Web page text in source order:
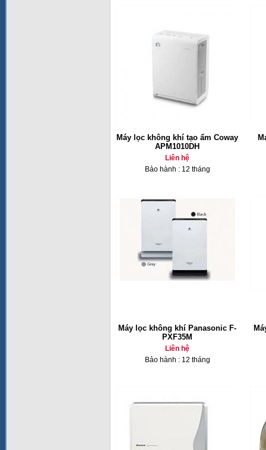
Máy lọc không khí tạo ẩm Coway
APM1010DH
Liên hệ
Bảo hành : 12 tháng
Máy lọc không khí Panasonic F-
PXF35M
Liên hệ
Bảo hành : 12 tháng